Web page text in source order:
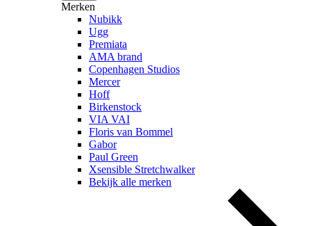
Merken
Nubikk
Ugg
Premiata
AMA brand
Copenhagen Studios
Mercer
Hoff
Birkenstock
VIA VAI
Floris van Bommel
Gabor
Paul Green
Xsensible Stretchwalker
Bekijk alle merken